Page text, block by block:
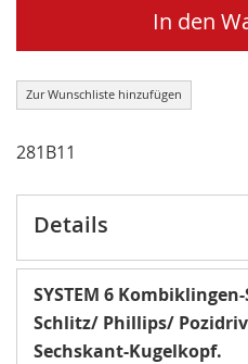
In den
Zur Wunschliste hinzufügen
281B11
Details
SYSTEM 6
Schlitz/ Phillips/
Sechskant-Kugelkopf.